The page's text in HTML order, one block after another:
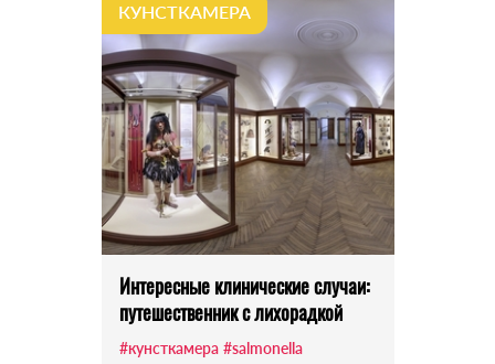
КУНСТКАМЕРА
Интересные клинические случаи:
путешественник с лихорадкой
#кунсткамера #salmonella